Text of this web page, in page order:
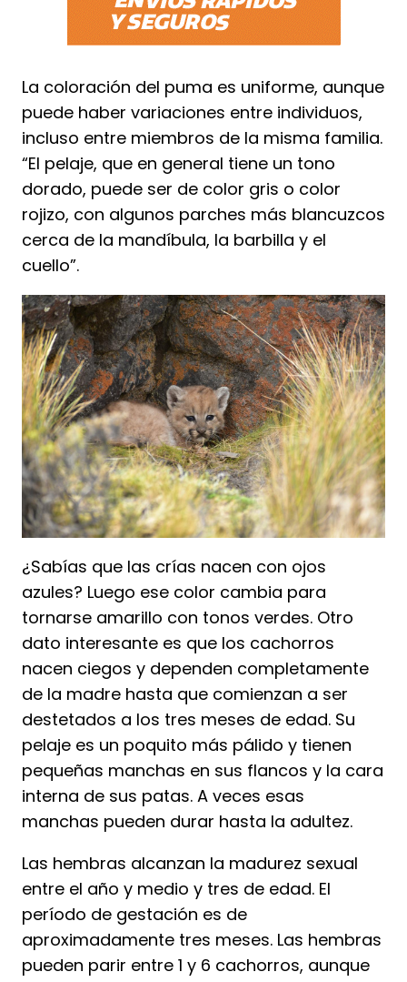
La coloración del puma es uniforme, aunque
puede haber variaciones entre individuos,
incluso entre miembros de la misma familia.
“El pelaje, que en general tiene un tono
dorado, puede ser de color gris o color
rojizo, con algunos parches más blancuzcos
cerca de la mandíbula, la barbilla y el
cuello”.
¿Sabías que las crías nacen con ojos
azules? Luego ese color cambia para
tornarse amarillo con tonos verdes. Otro
dato interesante es que los cachorros
nacen ciegos y dependen completamente
de la madre hasta que comienzan a ser
destetados a los tres meses de edad. Su
pelaje es un poquito más pálido y tienen
pequeñas manchas en sus flancos y la cara
interna de sus patas. A veces esas
manchas pueden durar hasta la adultez.
Las hembras alcanzan la madurez sexual
entre el año y medio y tres de edad. El
período de gestación es de
aproximadamente tres meses. Las hembras
pueden parir entre 1 y 6 cachorros, aunque